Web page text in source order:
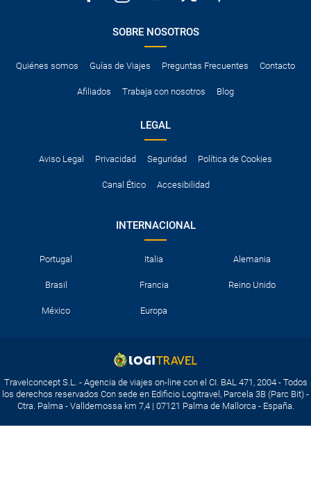
SOBRE NOSOTROS
Quiénes somos Guías de Viajes Preguntas Frecuentes Contacto
Afiliados Trabaja con nosotros Blog
LEGAL
Aviso Legal Privacidad Seguridad Política de Cookies
Canal Ético Accesibilidad
INTERNACIONAL
Portugal Italia Alemania
Brasil Francia Reino Unido
México Europa
Travelconcept S.L. - Agencia de viajes on-line con el CI. BAL 471, 2004 - Todos
los derechos reservados Con sede en Edificio Logitravel, Parcela 3B (Parc Bit) -
Ctra. Palma - Valldemossa km 7,4 | 07121 Palma de Mallorca - España.